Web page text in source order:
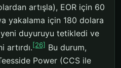
artışla), EOR için 60
yakalama için 180 dolara
yeni duyuruyu tetikledi ve
artırdı.[26] Bu durum,
Power (CCS ile